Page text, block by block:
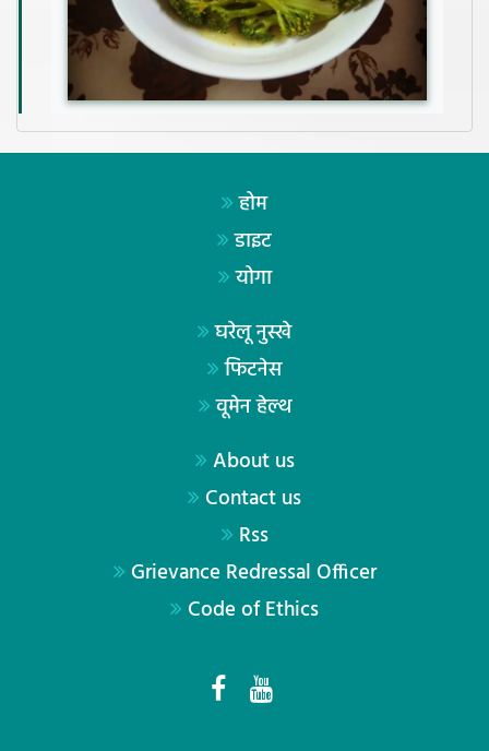
होम
डाइट
योगा
घरेलू नुस्खे
फिटनेस
वूमेन हेल्थ
About us
Contact us
Rss
Grievance Redressal Officer
Code of Ethics